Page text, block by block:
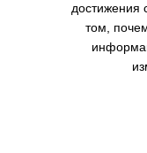
достижения
том,